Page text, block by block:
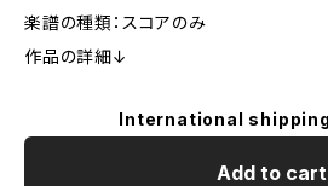
楽譜の種類：スコアのみ
作品の詳細↓
International
Add to cart